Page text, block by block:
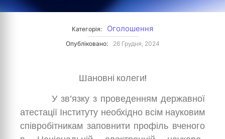
Категорія: Оголошення
Опубліковано: 26 Грудня, 2024
Шановні колеги!
У зв’язку з проведенням державної
атестації Інституту необхідно всім науковим
співробітникам заповнити профіль вченого